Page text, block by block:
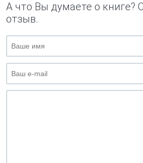
А что Вы думаете о книге?
отзыв.